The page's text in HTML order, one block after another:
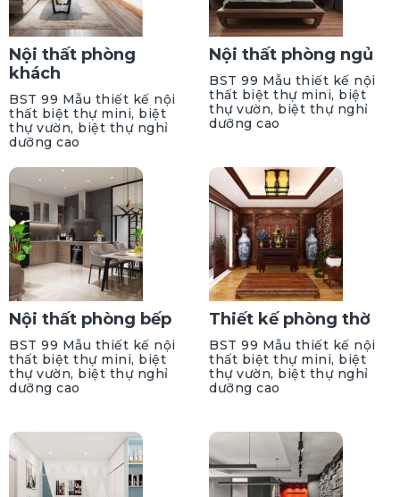
Nội thất phòng
khách
BST 99 Mẫu thiết kế nội
thất biệt thự mini, biệt
thự vườn, biệt thự nghỉ
dưỡng cao
Nội thất phòng ngủ
BST 99 Mẫu thiết kế nội
thất biệt thự mini, biệt
thự vườn, biệt thự nghỉ
dưỡng cao
Nội thất phòng bếp
BST 99 Mẫu thiết kế nội
thất biệt thự mini, biệt
thự vườn, biệt thự nghỉ
dưỡng cao
Thiết kế phòng thờ
BST 99 Mẫu thiết kế nội
thất biệt thự mini, biệt
thự vườn, biệt thự nghỉ
dưỡng cao